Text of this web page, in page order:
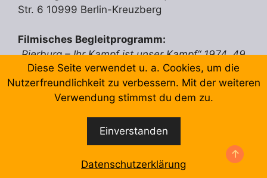
Str. 6 10999 Berlin-Kreuzberg
Filmisches Begleitprogramm:
„Pierburg – Ihr Kampf ist unser Kampf“ 1974, 49
Min., dt
„Diese spontane Arbeitsniederlegung war nicht
geplant“ 1982, 43 Min., dt.
Donnerstag 07. September 2023 19 Uhr
Regenbogenkino Lausitzer Straße 22 10999
Berlin-Kreuzberg
„Liebe, D-Mark und Tod“ – „Aşk, Mark ve Ölüm“
Diese Seite verwendet u. a. Cookies, um die
Nutzerfreundlichkeit zu verbessern. Mit der weiteren
Verwendung stimmst du dem zu.
Einverstanden
Datenschutzerklärung